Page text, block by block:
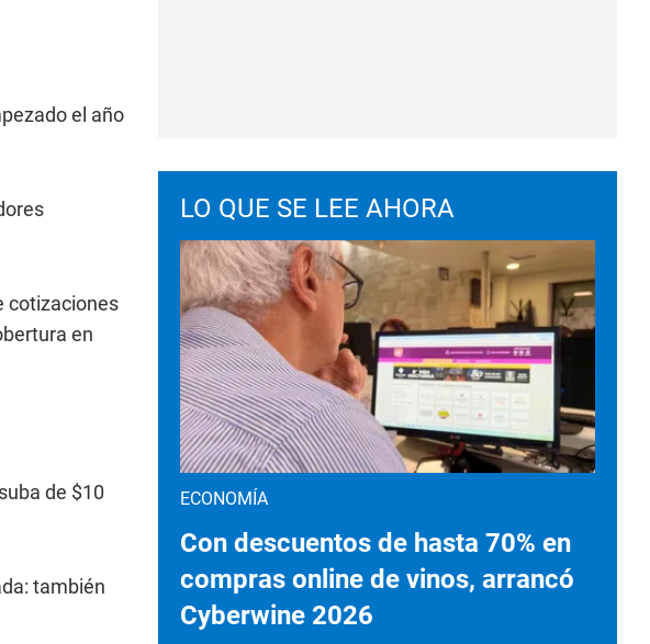
el año
cotizaciones
en
de $10
también
LO QUE SE LEE AHORA
ECONOMÍA
Con descuentos de hasta 70% en
compras online de vinos, arrancó
Cyberwine 2026